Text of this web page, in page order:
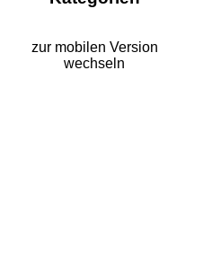
zur mobilen Version
wechseln